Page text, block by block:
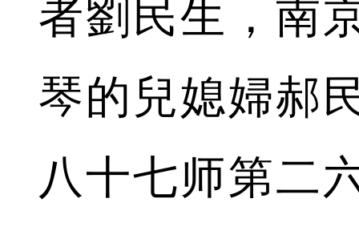
者劉民生，南
琴的兒媳婦郝
八十七师第二